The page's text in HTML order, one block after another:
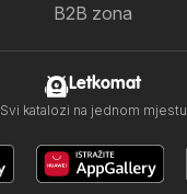
B2B zona
Letkomat
Svi katalozi na jednom mjestu